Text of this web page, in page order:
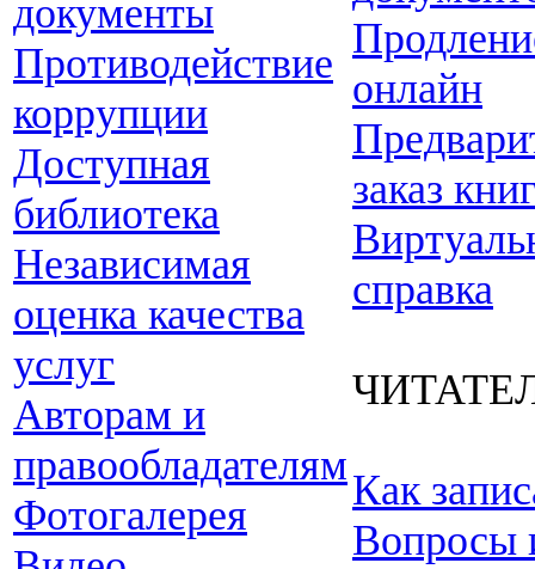
документы
Противодействие
коррупции
Доступная
библиотека
Независимая
оценка качества
услуг
Авторам и
правообладателям
Фотогалерея
онлайн
заказ
справка
Как
Вопросы